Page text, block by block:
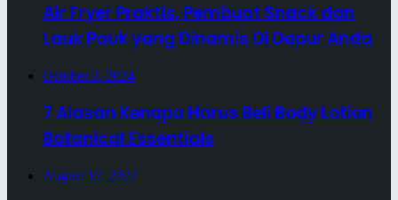
Air Fryer Praktis, Pembuat Snack dan
Lauk Pauk yang Dinamis Di Dapur Anda
October 2, 2024
7 Alasan Kenapa Harus Beli Body Lotion
Botanical Essentials
August 12, 2024